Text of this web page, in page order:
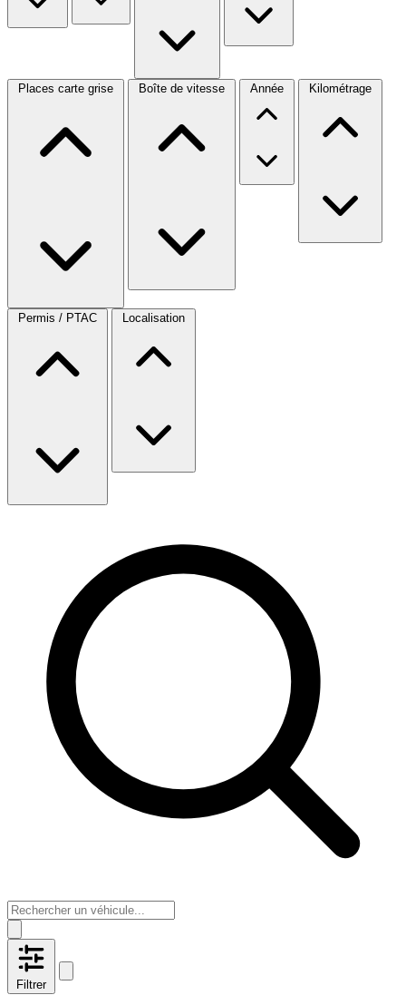
Places carte grise Boîte de vitesse Année Kilométrage
Permis / PTAC Localisation
Filtrer